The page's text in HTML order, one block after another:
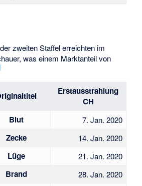
zweiten Staffel erreichten im
was einem Marktanteil von
Erstaus­strahlung
CH
Blut
7. Jan. 2020
Zecke
14. Jan. 2020
Lüge
21. Jan. 2020
Brand
28. Jan. 2020